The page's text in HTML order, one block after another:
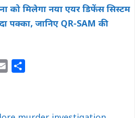
को मिलेगा नया एयर डिफेंस सिस्टम
पक्का, जानिए QR-SAM की